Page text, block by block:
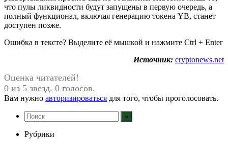
что пулы ликвидности будут запущены в первую очередь, а
полный функционал, включая генерацию токена YB, станет
доступен позже.
Ошибка в тексте? Выделите её мышкой и нажмите Ctrl + Enter
Источник: cryptonews.net
Оценка читателей!
0 из 5 звезд. 0 голосов.
Вам нужно авторизироваться для того, чтобы проголосовать.
Рубрики